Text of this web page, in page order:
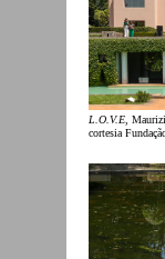
L.O.V.E,
cortesia